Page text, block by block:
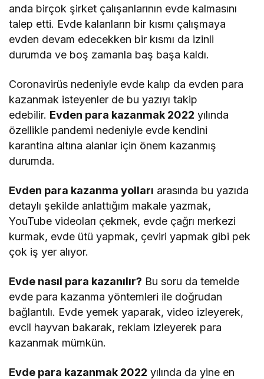
anda birçok şirket çalışanlarının evde kalmasını
talep etti. Evde kalanların bir kısmı çalışmaya
evden devam edecekken bir kısmı da izinli
durumda ve boş zamanla baş başa kaldı.
Coronavirüs nedeniyle evde kalıp da evden para
kazanmak isteyenler de bu yazıyı takip
edebilir. Evden para kazanmak 2022 yılında
özellikle pandemi nedeniyle evde kendini
karantina altına alanlar için önem kazanmış
durumda.
Evden para kazanma yolları arasında bu yazıda
detaylı şekilde anlattığım makale yazmak,
YouTube videoları çekmek, evde çağrı merkezi
kurmak, evde ütü yapmak, çeviri yapmak gibi pek
çok iş yer alıyor.
Evde nasıl para kazanılır? Bu soru da temelde
evde para kazanma yöntemleri ile doğrudan
bağlantılı. Evde yemek yaparak, video izleyerek,
evcil hayvan bakarak, reklam izleyerek para
kazanmak mümkün.
Evde para kazanmak 2022 yılında da yine en